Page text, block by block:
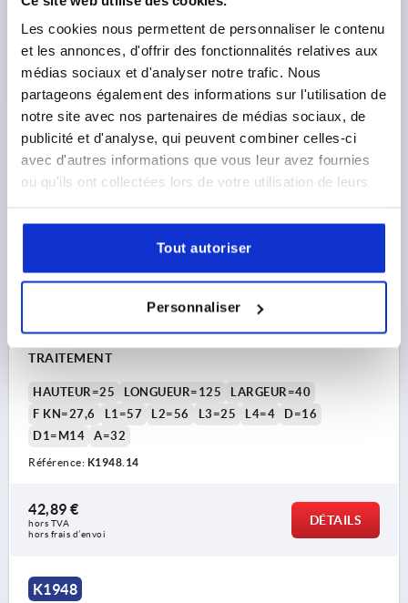
Les cookies nous permettent de personnaliser le contenu
et les annonces, d'offrir des fonctionnalités relatives aux
médias sociaux et d'analyser notre trafic. Nous
partageons également des informations sur l'utilisation de
notre site avec nos partenaires de médias sociaux, de
publicité et d'analyse, qui peuvent combiner celles-ci
avec d'autres informations que vous leur avez fournies
ou qu'ils ont collectées lors de votre utilisation de leurs
Tout autoriser
Personnaliser
D1=M12
A=25
K1948.12
28,27 €
hors TVA
hors frais d’envoi
DÉTAILS
K1948
TRAITEMENT
HAUTEUR=25 LONGUEUR=125
LARGEUR=40
F KN=27,6
L1=57 L2=56 L3=25 L4=4
D=16
D1=M14
A=32
Référence: K1948.14
42,89 €
hors TVA
hors frais d’envoi
DÉTAILS
K1948